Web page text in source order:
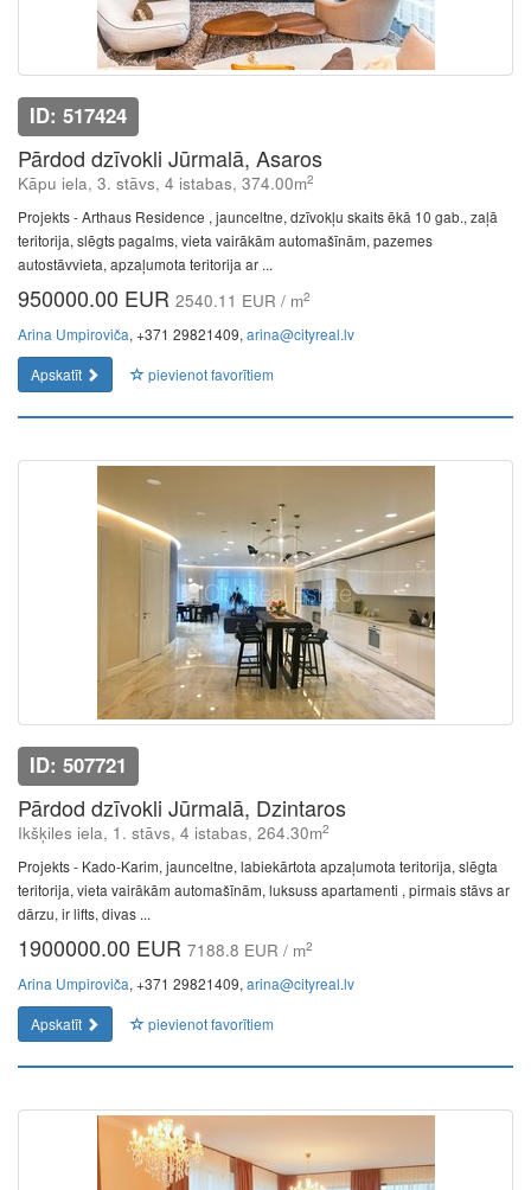
ID: 517424
Pārdod dzīvokli Jūrmalā, Asaros
Kāpu iela, 3. stāvs, 4 istabas, 374.00m2
Projekts - Arthaus Residence , jaunceltne, dzīvokļu skaits ēkā 10 gab., zaļā
teritorija, slēgts pagalms, vieta vairākām automašīnām, pazemes
autostāvvieta, apzaļumota teritorija ar ...
950000.00 EUR 2540.11 EUR / m2
Arina Umpiroviča, +371 29821409, arina@cityreal.lv
Apskatīt
pievienot favorītiem
ID: 507721
Pārdod dzīvokli Jūrmalā, Dzintaros
Ikšķiles iela, 1. stāvs, 4 istabas, 264.30m2
Projekts - Kado-Karim, jaunceltne, labiekārtota apzaļumota teritorija, slēgta
teritorija, vieta vairākām automašīnām, luksuss apartamenti , pirmais stāvs ar
dārzu, ir lifts, divas ...
1900000.00 EUR 7188.8 EUR / m2
Arina Umpiroviča, +371 29821409, arina@cityreal.lv
Apskatīt
pievienot favorītiem